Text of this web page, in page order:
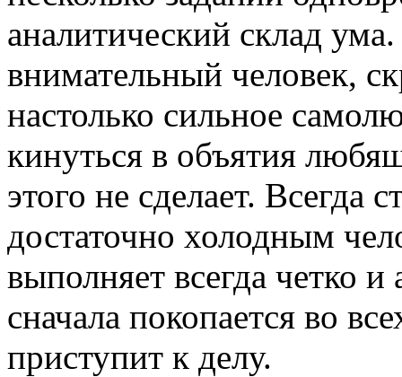
аналитический склад
внимательный человек,
настолько сильное
кинуться в объятия
этого не сделает. Всегда
достаточно холодным
выполняет всегда четко
сначала покопается во
приступит к делу.